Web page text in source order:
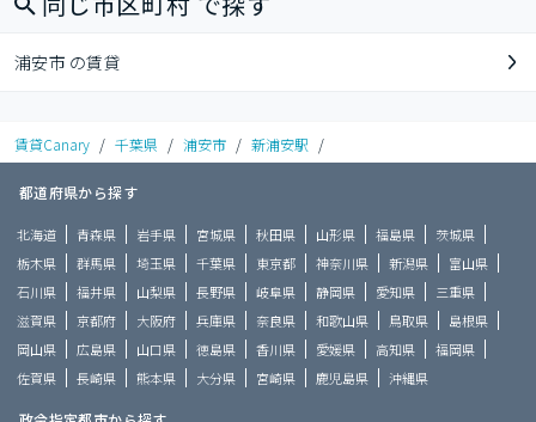
浦安市 の賃貸
賃貸Canary / 千葉県 / 浦安市 / 新浦安駅 /
都道府県から探す
北海道 青森県 岩手県 宮城県 秋田県 山形県 福島県
茨城県
栃木県
群馬県 埼玉県 千葉県 東京都 神奈川県 新潟県
富山県
石川県
福井県 山梨県 長野県 岐阜県 静岡県 愛知県
三重県
滋賀県
京都府 大阪府 兵庫県 奈良県 和歌山県 鳥取県
島根県
岡山県
広島県 山口県 徳島県 香川県 愛媛県 高知県
福岡県
佐賀県
長崎県 熊本県 大分県 宮崎県 鹿児島県 沖縄県